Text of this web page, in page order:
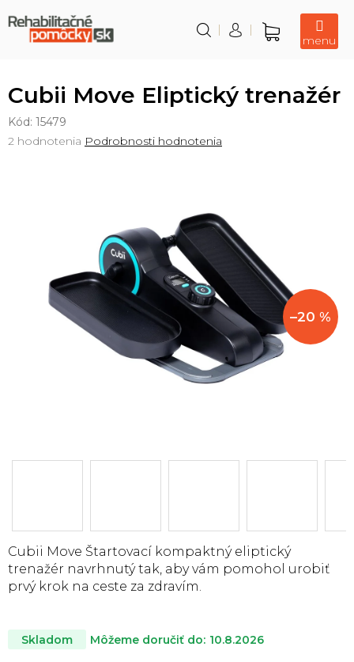
na
obsah
Nákupný
Cubii Move Eliptický trenažér
Kód: 15479
Priemerné
2 hodnotenia Podrobnosti hodnotenia
–20 %
Skladom Môžeme doručiť do: 10.8.2026
Cubii Move Štartovací kompaktný eliptický
trenažér navrhnutý tak, aby vám pomohol urobiť
prvý krok na ceste za zdravím.